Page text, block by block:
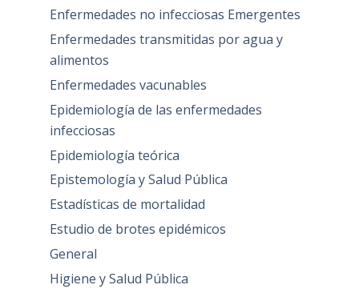
Enfermedades no infecciosas Emergentes
Enfermedades transmitidas por agua y
alimentos
Enfermedades vacunables
Epidemiología de las enfermedades
infecciosas
Epidemiología teórica
Epistemología y Salud Pública
Estadísticas de mortalidad
Estudio de brotes epidémicos
General
Higiene y Salud Pública